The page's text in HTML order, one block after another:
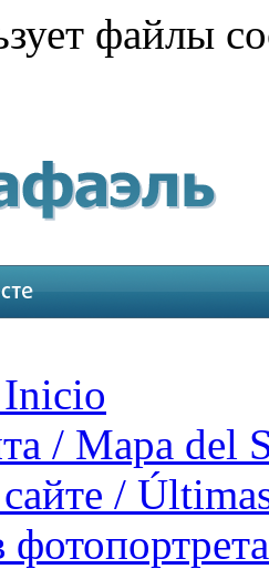
файлы
Inicio
/ Mapa del
/